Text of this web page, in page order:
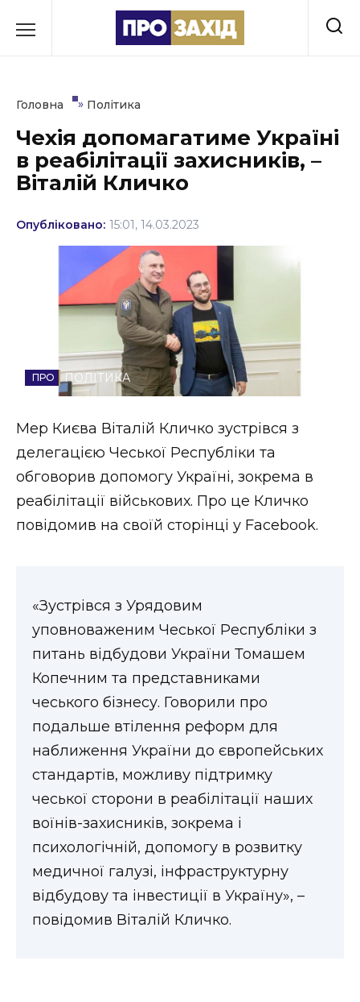
до
Культура
Освіта
Події
Політика
Соціум
Стиль життя
Втрачений Ужгород (відеоверсія)
ЗАКАРПАТСЬКІ НОВИНИ
НОВИНИ ЗАХІДНОЇ УКРАЇНИ
ФОТО
ВІДЕО
Головна » Політика
Чехія допомагатиме Україні
в реабілітації захисників, –
Віталій Кличко
Опубліковано: 15:01, 14.03.2023
ПОЛІТИКА
Мер Києва Віталій Кличко зустрівся з
делегацією Чеської Республіки та
обговорив допомогу Україні, зокрема в
реабілітації військових. Про це Кличко
повідомив на своїй сторінці у Facebook.
«Зустрівся з Урядовим
уповноваженим Чеської Республіки з
питань відбудови України Томашем
Копечним та представниками
чеського бізнесу. Говорили про
подальше втілення реформ для
наближення України до європейських
стандартів, можливу підтримку
чеської сторони в реабілітації наших
воїнів-захисників, зокрема і
психологічній, допомогу в розвитку
медичної галузі, інфраструктурну
відбудову та інвестиції в Україну», –
повідомив Віталій Кличко.